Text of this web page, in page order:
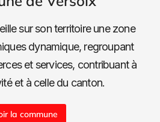
sur son territoire une zone
dynamique, regroupant
et services, contribuant à
et à celle du canton.
la commune